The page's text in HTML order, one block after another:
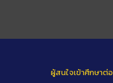
ผู้สนใจเข้าศึกษาต่อ